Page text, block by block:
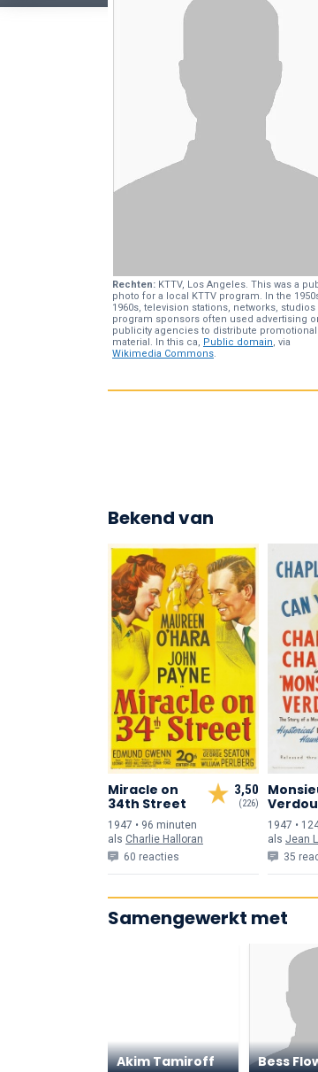
Rechten: KTTV, Los Angeles. This was a
photo for a local KTTV program. In the
1960s, television stations, networks, studios
program sponsors often used advertising
publicity agencies to distribute promotional
material. In this ca, Public domain, via
Wikimedia Commons.
Bekend van
3,50
(226)
Miracle on
34th Street
1947 • 96 minuten
als Charlie Halloran
60 reacties
1947 •
als Jean
35
Samengewerkt met
Akim Tamiroff Bess